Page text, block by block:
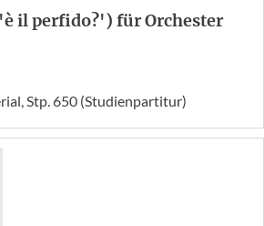
il perfido?') für Orchester
Stp. 650 (Studienpartitur)